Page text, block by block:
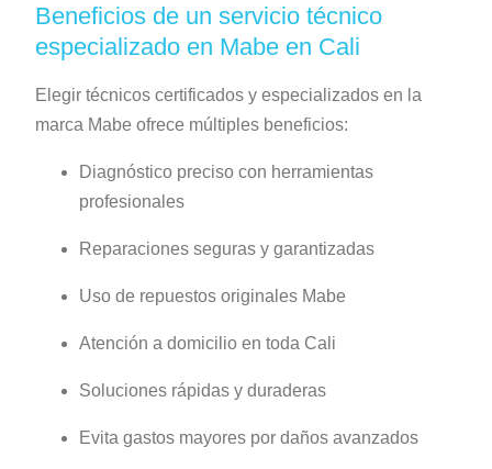
Beneficios de un servicio técnico
especializado en Mabe en Cali
Elegir técnicos certificados y especializados en la
marca Mabe ofrece múltiples beneficios:
Diagnóstico preciso con herramientas
profesionales
Reparaciones seguras y garantizadas
Uso de repuestos originales Mabe
Atención a domicilio en toda Cali
Soluciones rápidas y duraderas
Evita gastos mayores por daños avanzados